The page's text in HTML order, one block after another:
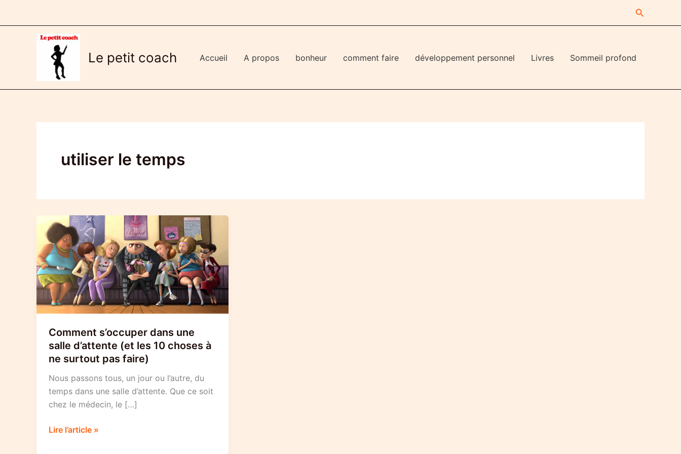
Le petit coach Accueil A propos bonheur comment faire développement personnel Livres Sommeil profond
utiliser le temps
Comment s’occuper dans une
salle d’attente (et les 10 choses à
ne surtout pas faire)
Nous passons tous, un jour ou l’autre, du
temps dans une salle d’attente. Que ce soit
chez le médecin, le […]
Comment
Lire l’article »